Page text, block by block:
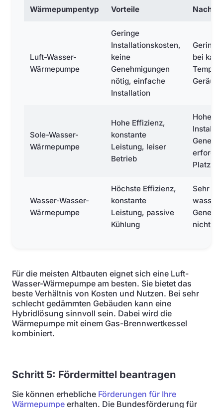
Wärmepumpentyp Vorteile
Luft-Wasser-
Wärmepumpe
Geringe
Installationskosten,
keine
Genehmigungen
nötig, einfache
Installation
bei
Sole-Wasser-
Wärmepumpe
Hohe Effizienz,
konstante
Leistung, leiser
Betrieb
Hohe
Wasser-Wasser-
Wärmepumpe
Höchste Effizienz,
konstante
Leistung, passive
Kühlung
Sehr
nicht
Für die meisten Altbauten eignet sich eine Luft-
Wasser-Wärmepumpe am besten. Sie bietet das
beste Verhältnis von Kosten und Nutzen. Bei sehr
schlecht gedämmten Gebäuden kann eine
Hybridlösung sinnvoll sein. Dabei wird die
Wärmepumpe mit einem Gas-Brennwertkessel
kombiniert.
Schritt 5: Fördermittel beantragen
Sie können erhebliche Förderungen für Ihre
Wärmepumpe erhalten. Die Bundesförderung für